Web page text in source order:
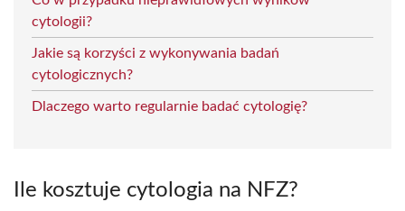
cytologii?
Jakie są korzyści z wykonywania badań
cytologicznych?
Dlaczego warto regularnie badać cytologię?
Ile kosztuje cytologia na NFZ?